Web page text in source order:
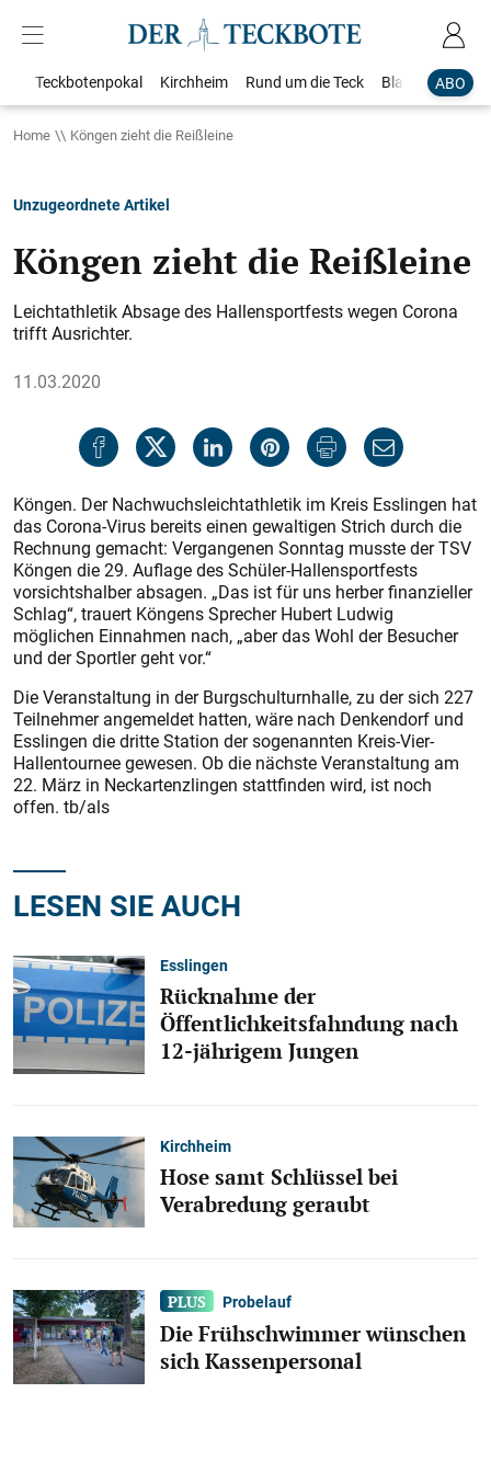
ABO
Teckbotenpokal Kirchheim Rund um die Teck Blaulicht
Home Köngen zieht die Reißleine
Unzugeordnete Artikel
Köngen zieht die Reißleine
Leichtathletik Absage des Hallensportfests wegen Corona
trifft Ausrichter.
11.03.2020
Köngen. Der Nachwuchsleichtathletik im Kreis Esslingen hat
das Corona-Virus bereits einen gewaltigen Strich durch die
Rechnung gemacht: Vergangenen Sonntag musste der TSV
Köngen die 29. Auflage des Schüler-Hallensportfests
vorsichtshalber absagen. „Das ist für uns herber finanzieller
Schlag“, trauert Köngens Sprecher Hubert Ludwig
möglichen Einnahmen nach, „aber das Wohl der Besucher
und der Sportler geht vor.“
Die Veranstaltung in der Burgschulturnhalle, zu der sich 227
Teilnehmer angemeldet hatten, wäre nach Denkendorf und
Esslingen die dritte Station der sogenannten Kreis-Vier-
Hallentournee gewesen. Ob die nächste Veranstaltung am
22. März in Neckartenzlingen stattfinden wird, ist noch
offen. tb/als
LESEN SIE AUCH
Esslingen
Rücknahme der
Öffentlichkeitsfahndung nach
12-jährigem Jungen
Kirchheim
Hose samt Schlüssel bei
Verabredung geraubt
Probelauf
Die Frühschwimmer wünschen
sich Kassenpersonal